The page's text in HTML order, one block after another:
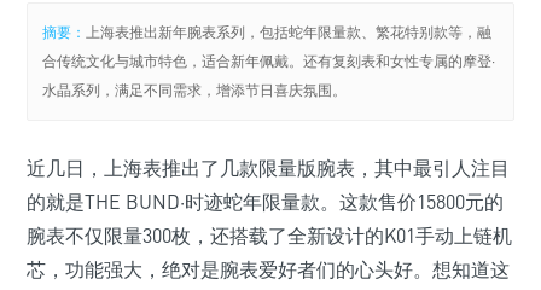
摘要：上海表推出新年腕表系列，包括蛇年限量款、繁花特别款等，融
合传统文化与城市特色，适合新年佩戴。还有复刻表和女性专属的摩登·
水晶系列，满足不同需求，增添节日喜庆氛围。
近几日，上海表推出了几款限量版腕表，其中最引人注目
的就是THE BUND·时迹蛇年限量款。这款售价15800元的
腕表不仅限量300枚，还搭载了全新设计的K01手动上链机
芯，功能强大，绝对是腕表爱好者们的心头好。想知道这